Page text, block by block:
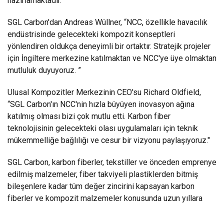
SGL Carbon'dan Andreas Wüllner, “NCC, özellikle havacılık
endüstrisinde gelecekteki kompozit konseptleri
yönlendiren oldukça deneyimli bir ortaktır. Stratejik projeler
için İngiltere merkezine katılmaktan ve NCC'ye üye olmaktan
mutluluk duyuyoruz. ”
Ulusal Kompozitler Merkezinin CEO'su Richard Oldfield,
“SGL Carbon'ın NCC'nin hızla büyüyen inovasyon ağına
katılmış olması bizi çok mutlu etti. Karbon fiber
teknolojisinin gelecekteki olası uygulamaları için teknik
mükemmelliğe bağlılığı ve cesur bir vizyonu paylaşıyoruz."
SGL Carbon, karbon fiberler, tekstiller ve önceden emprenye
edilmiş malzemeler, fiber takviyeli plastiklerden bitmiş
bileşenlere kadar tüm değer zincirini kapsayan karbon
fiberler ve kompozit malzemeler konusunda uzun yıllara